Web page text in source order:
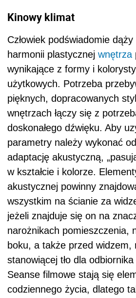
Kinowy klimat
Człowiek podświadomie
harmonii plastycznej wnętrza
wynikające z formy i
użytkowych. Potrzeba
pięknych, dopracowanych
wnętrzach łączy się z
doskonałego dźwięku. Aby
parametry należy wykonać
adaptację akustyczną,
w kształcie i kolorze.
akustycznej powinny
wszystkim na ścianie za
jeżeli znajduje się on na
narożnikach pomieszczenia,
boku, a także przed widzem,
stanowiącej tło dla
Seanse filmowe stają się
codziennego życia, dlatego